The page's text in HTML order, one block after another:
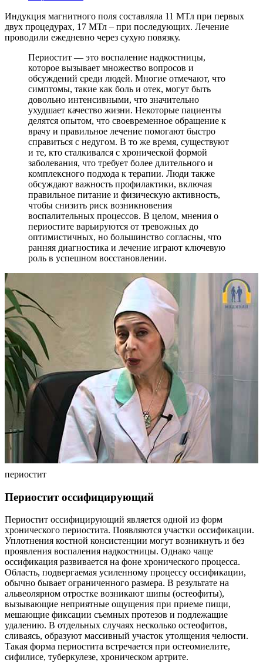
Индукция магнитного поля составляла 11 МТл при первых
двух процедурах, 17 МТл – при последующих. Лечение
проводили ежедневно через сухую повязку.
Периостит — это воспаление надкостницы,
которое вызывает множество вопросов и
обсуждений среди людей. Многие отмечают, что
симптомы, такие как боль и отек, могут быть
довольно интенсивными, что значительно
ухудшает качество жизни. Некоторые пациенты
делятся опытом, что своевременное обращение к
врачу и правильное лечение помогают быстро
справиться с недугом. В то же время, существуют
и те, кто сталкивался с хронической формой
заболевания, что требует более длительного и
комплексного подхода к терапии. Люди также
обсуждают важность профилактики, включая
правильное питание и физическую активность,
чтобы снизить риск возникновения
воспалительных процессов. В целом, мнения о
периостите варьируются от тревожных до
оптимистичных, но большинство согласны, что
ранняя диагностика и лечение играют ключевую
роль в успешном восстановлении.
периостит
Периостит оссифицирующий
Периостит оссифицирующий является одной из форм
хронического периостита. Появляются участки оссификации.
Уплотнения костной консистенции могут возникнуть и без
проявления воспаления надкостницы. Однако чаще
оссификация развивается на фоне хронического процесса.
Область, подвергаемая усиленному процессу оссификации,
обычно бывает ограниченного размера. В результате на
альвеолярном отростке возникают шипы (остеофиты),
вызывающие неприятные ощущения при приеме пищи,
мешающие фиксации съемных протезов и подлежащие
удалению. В отдельных случаях несколько остеофитов,
сливаясь, образуют массивный участок утолщения челюсти.
Такая форма периостита встречается при остеомиелите,
сифилисе, туберкулезе, хроническом артрите.